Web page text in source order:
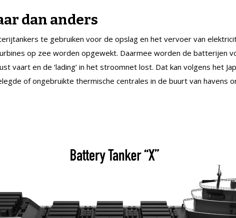
dan anders
te gebruiken voor de opslag en het vervoer van
op zee worden opgewekt. Daarmee worden de batterijen
vaart en de ‘lading’ in het stroomnet lost. Dat kan volgens het
of ongebruikte thermische centrales in de buurt van havens